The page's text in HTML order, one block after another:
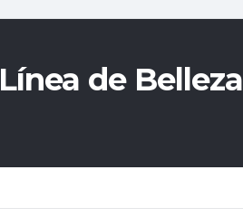
de Belleza